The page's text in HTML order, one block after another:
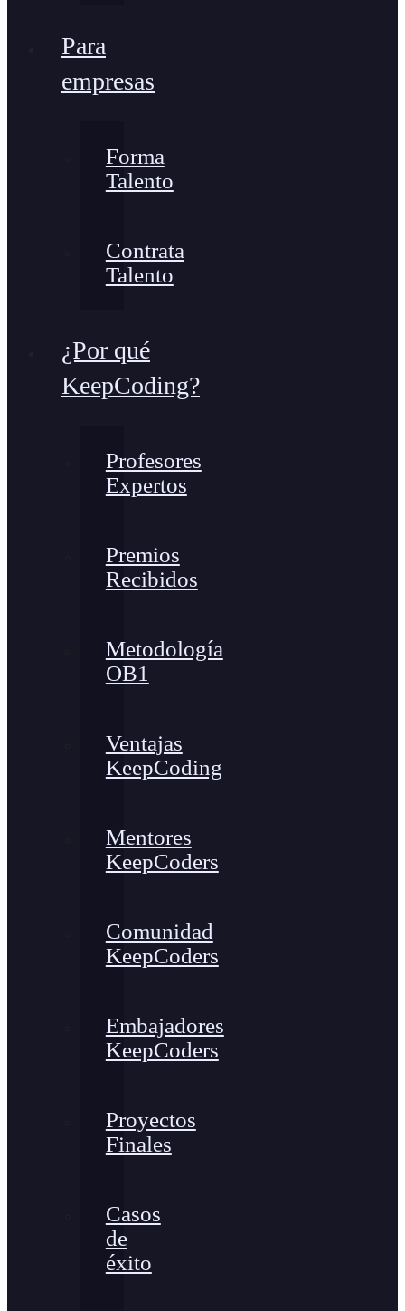
Para
empresas
Forma
Talento
Contrata
Talento
¿Por qué
KeepCoding?
Profesores
Expertos
Premios
Recibidos
Metodología
OB1
Ventajas
KeepCoding
Mentores
KeepCoders
Comunidad
KeepCoders
Embajadores
KeepCoders
Proyectos
Finales
Casos
de
éxito